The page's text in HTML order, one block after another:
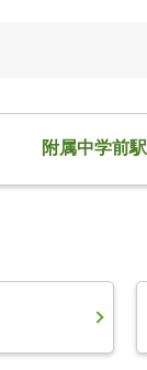
附属中学前